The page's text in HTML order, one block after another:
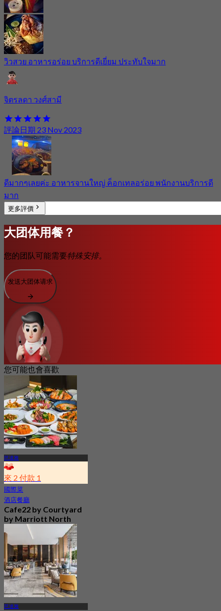
วิวสวย อาหารอร่อย บริการดีเยี่ยม ประทับใจมาก
จิตรลดา วงศ์สามี
評論日期 23 Nov 2023
ดีมากๆเลยค่ะ อาหารจานใหญ่ ค็อกเทลอร่อย พนักงานบริการดี
มาก
更多評價
大团体用餐？
您的团队可能需要特殊安排。
发送大团体请求
您可能也會喜歡
芭達雅
來 2 付款 1
國際菜
酒店餐廳
Cafe22 by Courtyard
by Marriott North
Pattaya (Pattaya)
1.2K 已預訂
起฿ 350
芭達雅